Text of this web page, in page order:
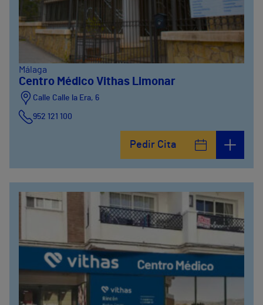
Málaga
Centro Médico Vithas Limonar
Calle Calle la Era, 6
952 121 100
Pedir Cita